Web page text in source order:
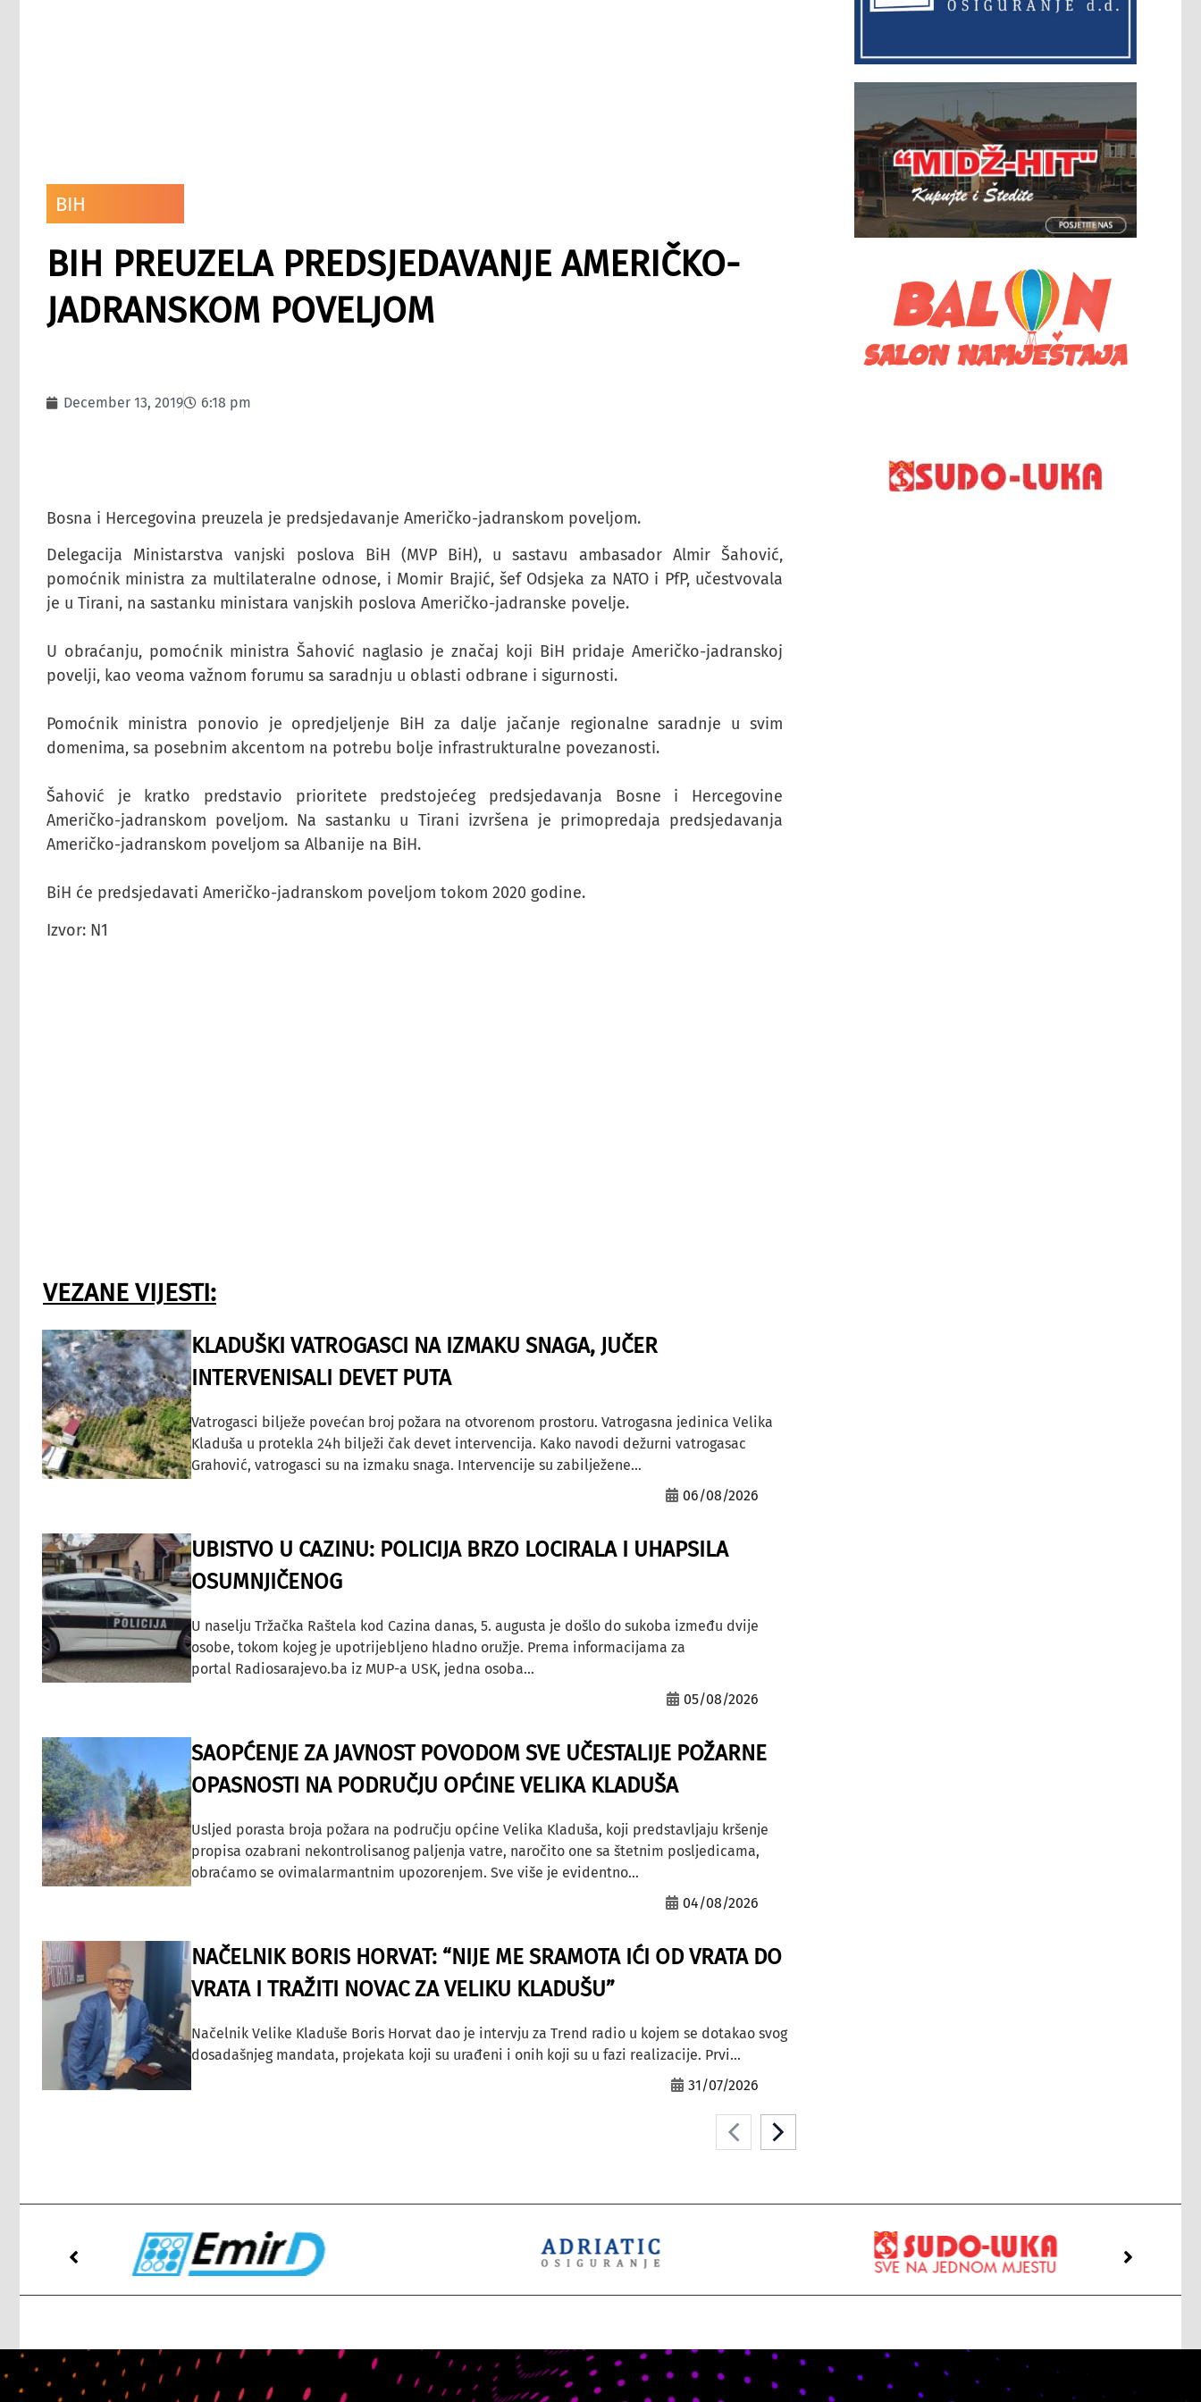
BIH
BIH PREUZELA PREDSJEDAVANJE AMERIČKO-
JADRANSKOM POVELJOM
December 13, 2019 6:18 pm
Bosna i Hercegovina preuzela je predsjedavanje Američko-jadranskom poveljom.
Delegacija Ministarstva vanjski poslova BiH (MVP BiH), u sastavu ambasador Almir Šahović,
pomoćnik ministra za multilateralne odnose, i Momir Brajić, šef Odsjeka za NATO i PfP, učestvovala
je u Tirani, na sastanku ministara vanjskih poslova Američko-jadranske povelje.
U obraćanju, pomoćnik ministra Šahović naglasio je značaj koji BiH pridaje Američko-jadranskoj
povelji, kao veoma važnom forumu sa saradnju u oblasti odbrane i sigurnosti.
Pomoćnik ministra ponovio je opredjeljenje BiH za dalje jačanje regionalne saradnje u svim
domenima, sa posebnim akcentom na potrebu bolje infrastrukturalne povezanosti.
Šahović je kratko predstavio prioritete predstojećeg predsjedavanja Bosne i Hercegovine
Američko-jadranskom poveljom. Na sastanku u Tirani izvršena je primopredaja predsjedavanja
Američko-jadranskom poveljom sa Albanije na BiH.
BiH će predsjedavati Američko-jadranskom poveljom tokom 2020 godine.
Izvor: N1
VEZANE VIJESTI:
KLADUŠKI VATROGASCI NA IZMAKU SNAGA, JUČER
INTERVENISALI DEVET PUTA
Vatrogasci bilježe povećan broj požara na otvorenom prostoru. Vatrogasna jedinica Velika
Kladuša u protekla 24h bilježi čak devet intervencija. Kako navodi dežurni vatrogasac
Grahović, vatrogasci su na izmaku snaga. Intervencije su zabilježene...
06/08/2026
UBISTVO U CAZINU: POLICIJA BRZO LOCIRALA I UHAPSILA
OSUMNJIČENOG
U naselju Tržačka Raštela kod Cazina danas, 5. augusta je došlo do sukoba između dvije
osobe, tokom kojeg je upotrijebljeno hladno oružje. Prema informacijama za
portal Radiosarajevo.ba iz MUP-a USK, jedna osoba...
05/08/2026
SAOPĆENJE ZA JAVNOST POVODOM SVE UČESTALIJE POŽARNE
OPASNOSTI NA PODRUČJU OPĆINE VELIKA KLADUŠA
Usljed porasta broja požara na području općine Velika Kladuša, koji predstavljaju kršenje
propisa ozabrani nekontrolisanog paljenja vatre, naročito one sa štetnim posljedicama,
obraćamo se ovimalarmantnim upozorenjem. Sve više je evidentno...
04/08/2026
NAČELNIK BORIS HORVAT: “NIJE ME SRAMOTA IĆI OD VRATA DO
VRATA I TRAŽITI NOVAC ZA VELIKU KLADUŠU”
Načelnik Velike Kladuše Boris Horvat dao je intervju za Trend radio u kojem se dotakao svog
dosadašnjeg mandata, projekata koji su urađeni i onih koji su u fazi realizacije. Prvi...
31/07/2026